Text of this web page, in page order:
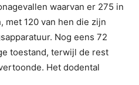
waarvan er 275 in
120 van hen die zijn
Nog eens 72
toestand, terwijl de rest
Het dodental